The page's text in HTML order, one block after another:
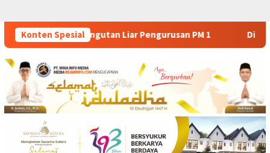
Konten Spesial
PM 1 Dianggap Tidak Profesional, PT. Rajeg